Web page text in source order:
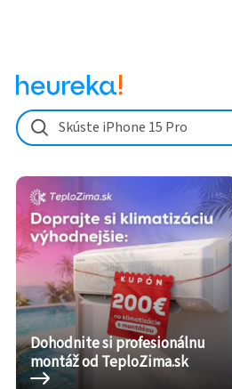
Skúste iPhone 15 Pro
Dohodnite si profesionálnu
montáž od TeploZima.sk